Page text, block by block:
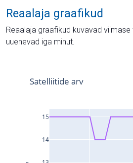
Reaalaja graafikud
Reaalaja graafikud kuvavad viimase
uuenevad iga minut.